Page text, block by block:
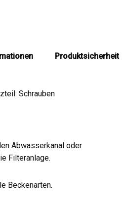
Produktsicherheit
Schrauben
Abwasserkanal oder
Filteranlage.
Beckenarten.